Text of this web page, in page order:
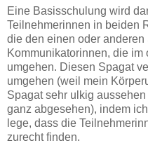
Eine Basisschulung wird
Teilnehmerinnen in beiden
die den einen oder
Kommunikatorinnen, die im
umgehen. Diesen Spagat
umgehen (weil mein
Spagat sehr ulkig
ganz abgesehen), indem
lege, dass die
zurecht finden.